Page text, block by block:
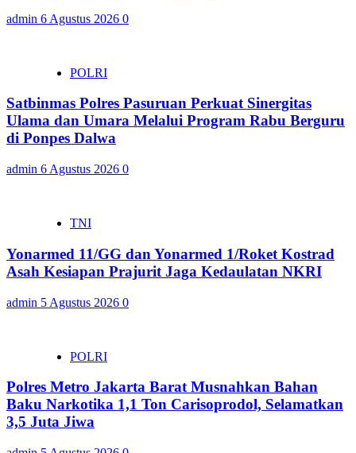
admin 6 Agustus 2026 0
POLRI
Satbinmas Polres Pasuruan Perkuat Sinergitas
Ulama dan Umara Melalui Program Rabu Berguru
di Ponpes Dalwa
admin 6 Agustus 2026 0
TNI
Yonarmed 11/GG dan Yonarmed 1/Roket Kostrad
Asah Kesiapan Prajurit Jaga Kedaulatan NKRI
admin 5 Agustus 2026 0
POLRI
Polres Metro Jakarta Barat Musnahkan Bahan
Baku Narkotika 1,1 Ton Carisoprodol, Selamatkan
3,5 Juta Jiwa